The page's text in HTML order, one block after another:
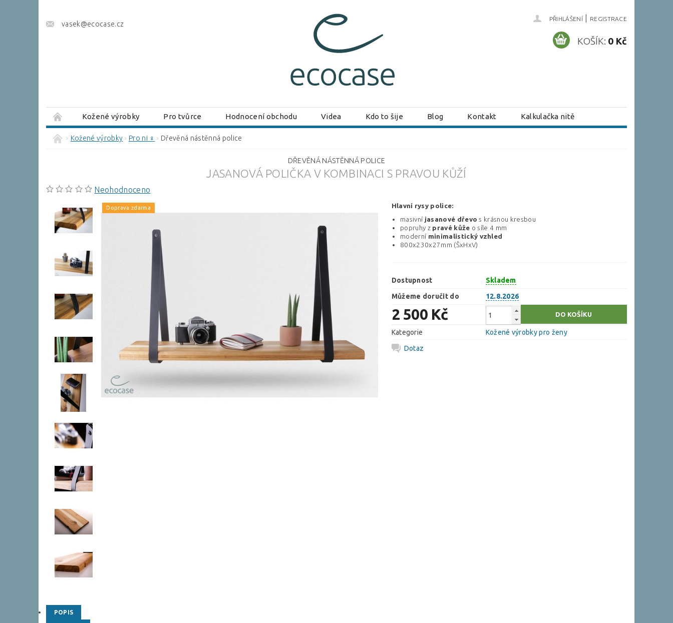
vasek@ecocase.cz
PŘIHLÁŠENÍ REGISTRACE
KOŠÍK: 0 Kč
Kožené výrobky Pro tvůrce Hodnocení obchodu Videa Kdo to šije Blog Kontakt Kalkulačka nitě
Brašnářský slovník
Kožené výrobky Pro ni ♀ Dřevěná nástěnná police
DŘEVĚNÁ NÁSTĚNNÁ POLICE
JASANOVÁ POLIČKA V KOMBINACI S PRAVOU KŮŽÍ
Neohodnoceno
Doprava zdarma
Hlavní rysy police:
masivní jasanové dřevo s krásnou kresbou
popruhy z pravé kůže o síle 4 mm
moderní minimalistický vzhled
800x230x27mm (ŠxHxV)
Dostupnost
Skladem
Můžeme doručit do
12.8.2026
2 500 Kč
Kategorie
Kožené výrobky pro ženy
Dotaz
POPIS